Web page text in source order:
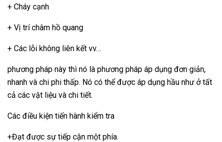
+ Cháy cạnh
+ Vị trí châm hồ quang
+ Các lỗi không liên kết vv…
phương pháp này thì nó là phương pháp áp dụng đơn giản,
nhanh và chi phi thấp. Nó có thể được áp dụng hầu như ở tất
cả các vật liệu và chi tiết.
Các điều kiện tiến hành kiểm tra
+Đạt được sự tiếp cận một phía.